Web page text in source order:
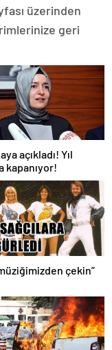
üzerinden
geri
açıkladı! Yıl
kapanıyor!
çekin”